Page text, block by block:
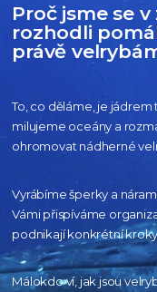
Proč jsme se
rozhodli
právě
To, co děláme, je
milujeme oceány a
ohromovat nádherné
Vyrábíme šperky a
Vámi přispíváme
podnikají konkrétní
Málokdo ví, jak jsou